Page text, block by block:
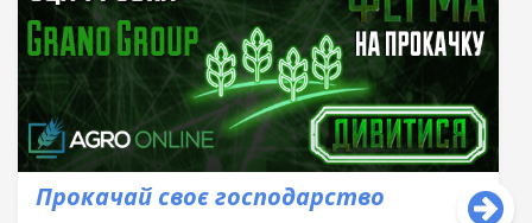
Прокачай своє господарство